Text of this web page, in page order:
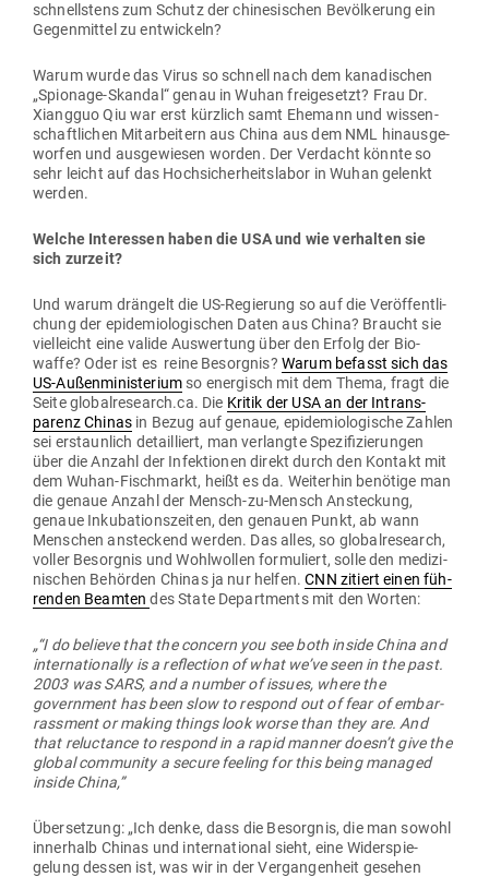
schnellstens zum Schutz der chi­ne­si­schen Bevöl­kerung ein
Gegen­mittel zu entwickeln?
Warum wurde das Virus so schnell nach dem kana­di­schen
„Spionage-Skandal“ genau in Wuhan frei­ge­setzt? Frau Dr.
Xiangguo Qiu war erst kürzlich samt Ehemann und wis­sen­
schaft­lichen Mit­ar­beitern aus China aus dem NML hin­aus­ge­
worfen und aus­ge­wiesen worden. Der Ver­dacht könnte so
sehr leicht auf das Hoch­si­cher­heits­labor in Wuhan gelenkt
werden.
Welche Inter­essen haben die USA und wie ver­halten sie
sich zurzeit?
Und warum drängelt die US-Regierung so auf die Ver­öf­fent­li­
chung der epi­de­mio­lo­gi­schen Daten aus China? Braucht sie
viel­leicht eine valide Aus­wertung über den Erfolg der Bio­
waffe? Oder ist es reine Besorgnis? Warum befasst sich das
US-Außen­mi­nis­terium so ener­gisch mit dem Thema, fragt die
Seite globalresearch.ca. Die Kritik der USA an der Intrans­
parenz Chinas in Bezug auf genaue, epi­de­mio­lo­gische Zahlen
sei erstaunlich detail­liert, man ver­langte Spe­zi­fi­zie­rungen
über die Anzahl der Infek­tionen direkt durch den Kontakt mit
dem Wuhan-Fisch­markt, heißt es da. Wei­terhin benötige man
die genaue Anzahl der Mensch-zu-Mensch Anste­ckung,
genaue Inku­ba­ti­ons­zeiten, den genauen Punkt, ab wann
Men­schen anste­ckend werden. Das alles, so glo­bal­re­search,
voller Besorgnis und Wohl­wollen for­mu­liert, solle den medi­zi­
ni­schen Behörden Chinas ja nur helfen.CNN zitiert einen füh­
renden Beamtendes State Depart­ments mit den Worten:
„“I do believe that the concern you see both inside China and
inter­na­tio­nally is a reflection of what we’ve seen in the past.
2003 was SARS, and a number of issues, where the
government has been slow to respond out of fear of embar­
rassment or making things look worse than they are. And
that reluc­tance to respond in a rapid manner doesn’t give the
global com­munity a secure feeling for this being managed
inside China,”
Über­setzung: „Ich denke, dass die Besorgnis, die man sowohl
innerhalb Chinas und inter­na­tional sieht, eine Wider­spie­
gelung dessen ist, was wir in der Ver­gan­genheit gesehen